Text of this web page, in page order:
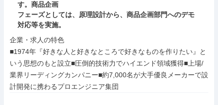
す。商品企画
フェーズとしては、原理設計から、商品企画部門へのデモ
対応等を実施。
企業・求人の特色
■1974年『好きな人と好きなところで好きなものを作りたい』と
いう思想のもと設立■圧倒的技術力でハイエンド領域獲得■上場/
業界リーディングカンパニー■約7,000名が大手優良メーカーで設
計開発に携わるプロエンジニア集団